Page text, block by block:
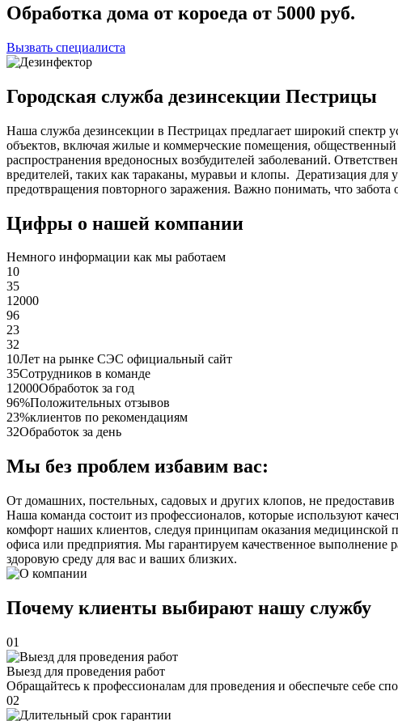
Обработка дома от короеда от 5000 руб.
Вызвать специалиста
Городская служба дезинсекции Пестрицы
Наша служба дезинсекции в Пестрицах предлагает широкий спектр
объектов, включая жилые и коммерческие помещения, общественный
распространения вредоносных возбудителей заболеваний.
вредителей, таких как тараканы, муравьи и клопы. Дератизация
предотвращения повторного заражения. Важно понимать, что
Цифры о нашей компании
Немного информации как мы работаем
10
35
12000
96
23
32
10Лет на рынке СЭС официальный сайт
35Сотрудников в команде
12000Обработок за год
96%Положительных отзывов
23%клиентов по рекомендациям
32Обработок за день
Мы без проблем избавим вас:
От домашних, постельных, садовых и других клопов, не
Наша команда состоит из профессионалов, которые используют
комфорт наших клиентов, следуя принципам оказания
офиса или предприятия. Мы гарантируем качественное
здоровую среду для вас и ваших близких.
Почему клиенты выбирают нашу службу
01
Выезд для проведения работ
Обращайтесь к профессионалам для проведения и обеспечьте себе
02